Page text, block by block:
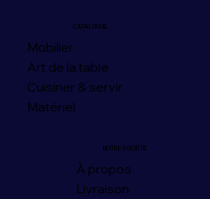
NOTRE SOCIÉTÉ
À propos
Livraison
CATALOGUE
Mobilier
Art de la table
Cuisiner & servir
Matériel